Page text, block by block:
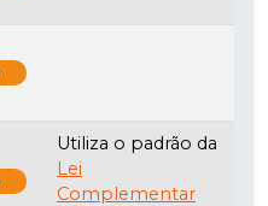
Utiliza o padrão da
Lei
Complementar